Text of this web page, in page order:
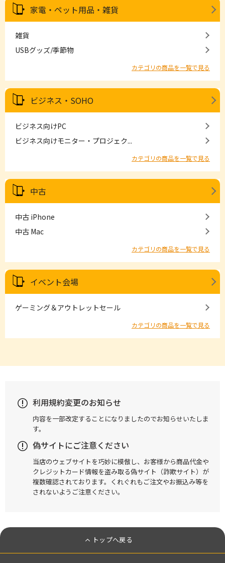
家電・ペット用品・雑貨
雑貨
USBグッズ/季節物
カテゴリの商品を一覧で見る
ビジネス・SOHO
ビジネス向けPC
ビジネス向けモニター・プロジェク...
カテゴリの商品を一覧で見る
中古
中古 iPhone
中古 Mac
カテゴリの商品を一覧で見る
イベント会場
ゲーミング＆アウトレットセール
カテゴリの商品を一覧で見る
利用規約変更のお知らせ
内容を一部改定することになりましたのでお知らせいたしま
す。
偽サイトにご注意ください
当店のウェブサイトを巧妙に模倣し、お客様から商品代金や
クレジットカード情報を盗み取る偽サイト（詐欺サイト）が
複数確認されております。くれぐれもご注文やお振込み等を
されないようご注意ください。
トップへ戻る